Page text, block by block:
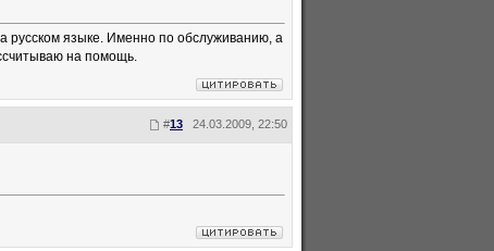
русском языке. Именно по обслуживанию, а
на помощь.
#13 24.03.2009, 22:50